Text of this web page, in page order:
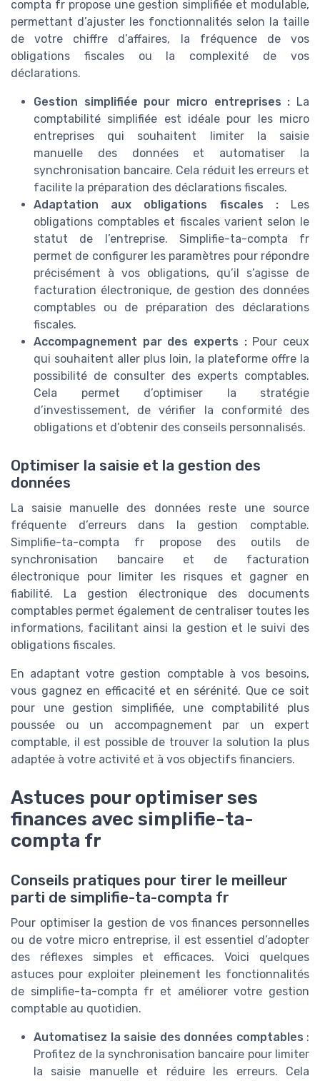
compta fr propose une gestion simplifiée et modulable,
permettant d’ajuster les fonctionnalités selon la taille
de votre chiffre d’affaires, la fréquence de vos
obligations fiscales ou la complexité de vos
déclarations.
Gestion simplifiée pour micro entreprises : La
comptabilité simplifiée est idéale pour les micro
entreprises qui souhaitent limiter la saisie
manuelle des données et automatiser la
synchronisation bancaire. Cela réduit les erreurs et
facilite la préparation des déclarations fiscales.
Adaptation aux obligations fiscales :Les
obligations comptables et fiscales varient selon le
statut de l’entreprise. Simplifie-ta-compta fr
permet de configurer les paramètres pour répondre
précisément à vos obligations, qu’il s’agisse de
facturation électronique, de gestion des données
comptables ou de préparation des déclarations
fiscales.
Accompagnement par des experts :Pour ceux
qui souhaitent aller plus loin, la plateforme offre la
possibilité de consulter des experts comptables.
Cela permet d’optimiser la stratégie
d’investissement, de vérifier la conformité des
obligations et d’obtenir des conseils personnalisés.
Optimiser la saisie et la gestion des
données
La saisie manuelle des données reste une source
fréquente d’erreurs dans la gestion comptable.
Simplifie-ta-compta fr propose des outils de
synchronisation bancaire et de facturation
électronique pour limiter les risques et gagner en
fiabilité. La gestion électronique des documents
comptables permet également de centraliser toutes les
informations, facilitant ainsi la gestion et le suivi des
obligations fiscales.
En adaptant votre gestion comptable à vos besoins,
vous gagnez en efficacité et en sérénité. Que ce soit
pour une gestion simplifiée, une comptabilité plus
poussée ou un accompagnement par un expert
comptable, il est possible de trouver la solution la plus
adaptée à votre activité et à vos objectifs financiers.
Astuces pour optimiser ses
finances avec simplifie-ta-
compta fr
Conseils pratiques pour tirer le meilleur
parti de simplifie-ta-compta fr
Pour optimiser la gestion de vos finances personnelles
ou de votre micro entreprise, il est essentiel d’adopter
des réflexes simples et efficaces. Voici quelques
astuces pour exploiter pleinement les fonctionnalités
de simplifie-ta-compta fr et améliorer votre gestion
comptable au quotidien.
Automatisez la saisie des données comptables :
Profitez de la synchronisation bancaire pour limiter
la saisie manuelle et réduire les erreurs. Cela